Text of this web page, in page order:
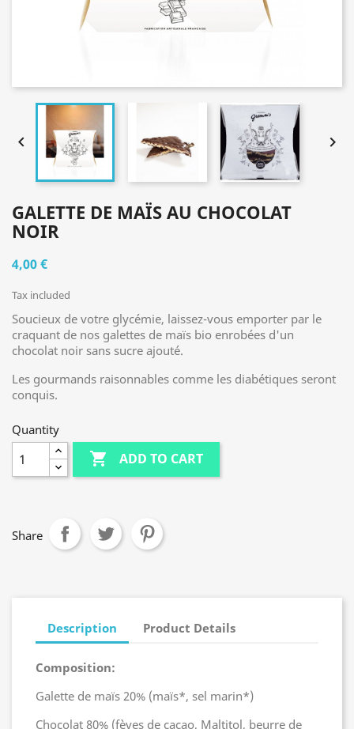
 
GALETTE DE MAÏS AU CHOCOLAT
NOIR
4,00 €
Tax included
Soucieux de votre glycémie, laissez-vous emporter par le
craquant de nos galettes de maïs bio enrobées d'un
chocolat noir sans sucre ajouté.
Les gourmands raisonnables comme les diabétiques seront
conquis.
Quantity
 ADD TO CART
Share
Description Product Details
Composition:
Galette de maïs 20% (maïs*, sel marin*)
Chocolat 80% (fèves de cacao, Maltitol, beurre de